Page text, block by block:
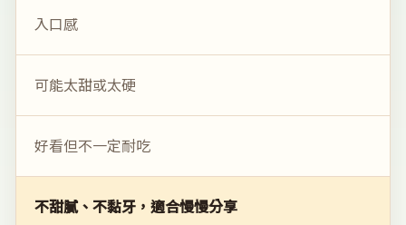
入口感
可能太甜或太硬
好看但不一定耐吃
不甜膩、不黏牙，適合慢慢分享